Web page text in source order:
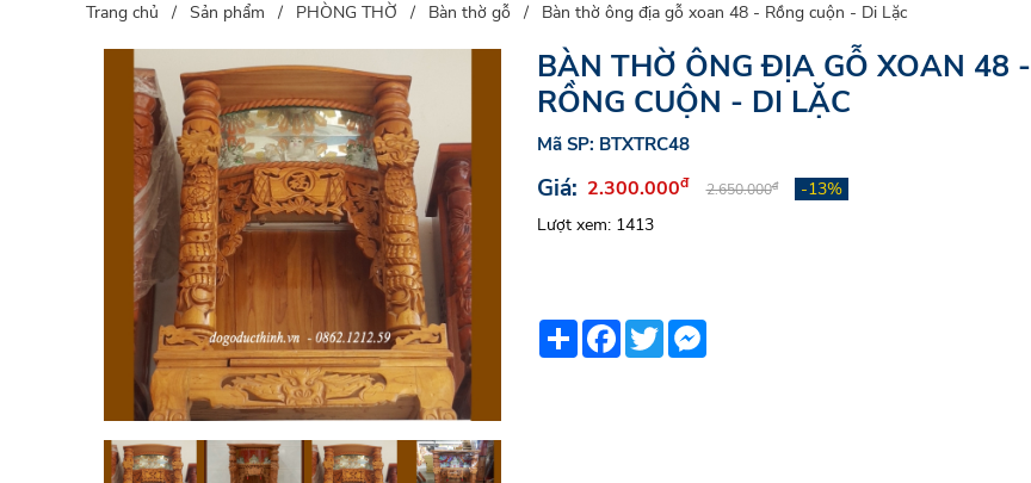
Trang chủ Sản phẩm PHÒNG THỜ Bàn thờ gỗ Bàn thờ ông địa gỗ xoan 48 - Rồng cuộn - Di Lặc
BÀN THỜ ÔNG ĐỊA GỖ XOAN 48 -
RỒNG CUỘN - DI LẶC
Mã SP: BTXTRC48
Giá: 2.300.000đ 2.650.000đ
-13%
Lượt xem: 1413
ShareFacebook
TwitterMessenger